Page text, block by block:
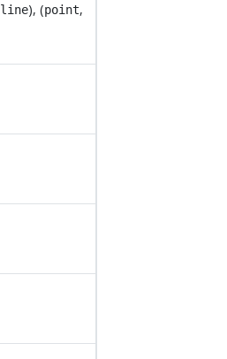
line), (point,